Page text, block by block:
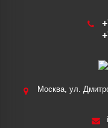
Москва, ул.